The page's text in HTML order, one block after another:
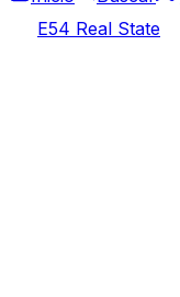
E54 Real State